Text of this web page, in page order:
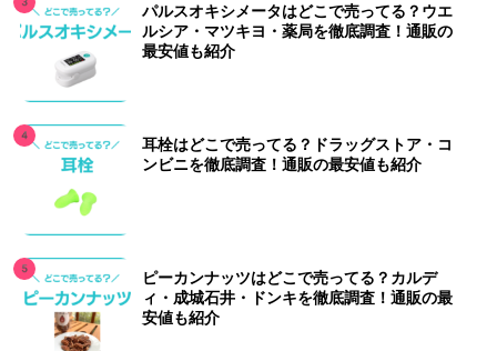
パルスオキシメータはどこで売ってる？ウエ
ルシア・マツキヨ・薬局を徹底調査！通販の
最安値も紹介
耳栓はどこで売ってる？ドラッグストア・コ
ンビニを徹底調査！通販の最安値も紹介
ピーカンナッツはどこで売ってる？カルデ
ィ・成城石井・ドンキを徹底調査！通販の最
安値も紹介